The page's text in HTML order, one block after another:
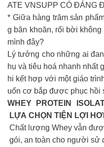
ATE VNSUPP CÓ ĐÁNG
* Giữa hàng trăm sản
g băn khoăn, rối bời
mình đây?
Lý tưởng cho những ai
hụ và tiêu hoá nhanh nhất
hi kết hợp với một giáo
uốn cơ bắp được phục hồi
WHEY PROTEIN
LỰA CHỌN TIỆN LỢI
Chất lượng Whey vẫn
gói, an toàn cho người sử